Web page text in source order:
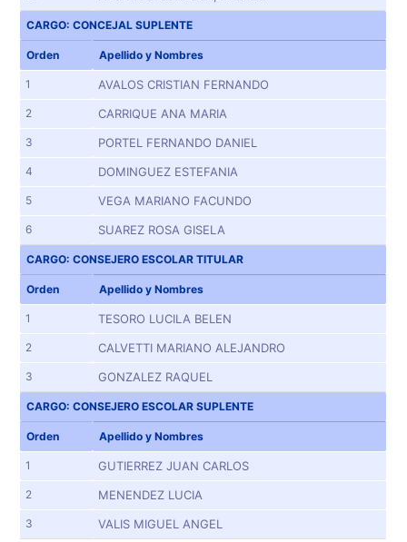
CARGO: CONCEJAL SUPLENTE
Orden Apellido y Nombres
1 AVALOS CRISTIAN FERNANDO
2 CARRIQUE ANA MARIA
3 PORTEL FERNANDO DANIEL
4 DOMINGUEZ ESTEFANIA
5 VEGA MARIANO FACUNDO
6 SUAREZ ROSA GISELA
CARGO: CONSEJERO ESCOLAR TITULAR
Orden Apellido y Nombres
1 TESORO LUCILA BELEN
2 CALVETTI MARIANO ALEJANDRO
3 GONZALEZ RAQUEL
CARGO: CONSEJERO ESCOLAR SUPLENTE
Orden Apellido y Nombres
1 GUTIERREZ JUAN CARLOS
2 MENENDEZ LUCIA
3 VALIS MIGUEL ANGEL